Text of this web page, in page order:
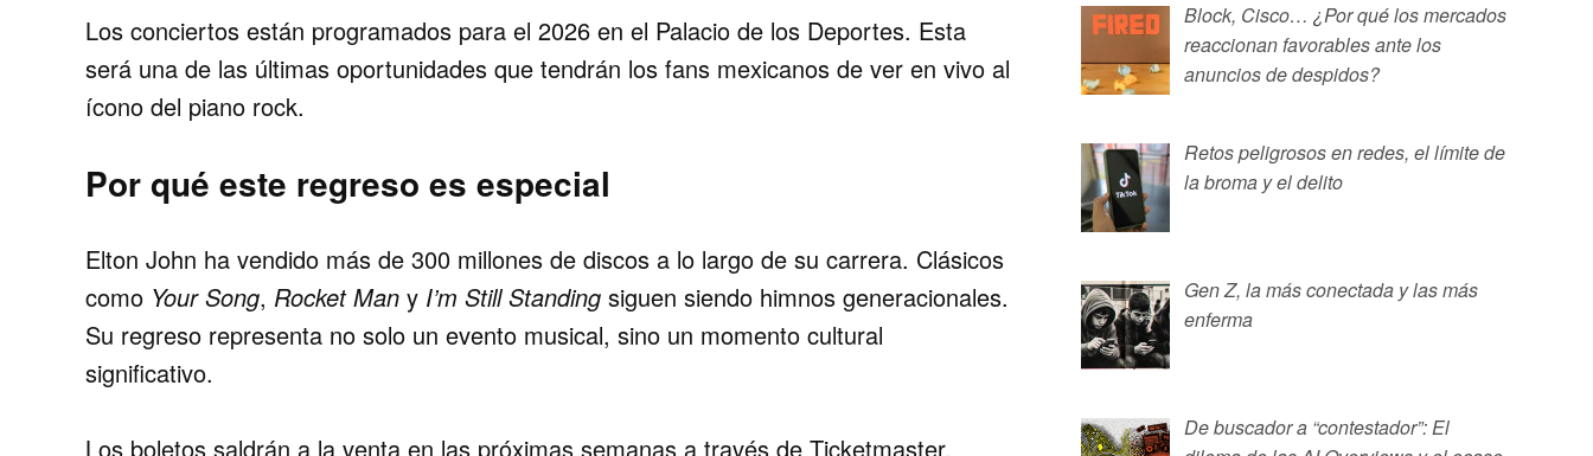
Los conciertos están programados para el 2026 en el Palacio de los Deportes. Esta
será una de las últimas oportunidades que tendrán los fans mexicanos de ver en vivo al
ícono del piano rock.
Por qué este regreso es especial
Elton John ha vendido más de 300 millones de discos a lo largo de su carrera. Clásicos
como Your Song, Rocket Man y I’m Still Standing siguen siendo himnos generacionales.
Su regreso representa no solo un evento musical, sino un momento cultural
significativo.
Los boletos saldrán a la venta en las próximas semanas a través de Ticketmaster.
Block, Cisco… ¿Por qué los mercados
reaccionan favorables ante los
anuncios de despidos?
Retos peligrosos en redes, el límite de
la broma y el delito
Gen Z, la más conectada y las más
enferma
De buscador a “contestador”: El